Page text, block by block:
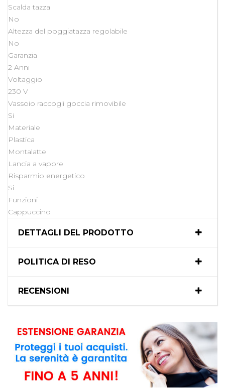
Scalda tazza
No
Altezza del poggiatazza regolabile
No
Garanzia
2 Anni
Voltaggio
230 V
Vassoio raccogli goccia rimovibile
Si
Materiale
Plastica
Montalatte
Lancia a vapore
Risparmio energetico
Si
Funzioni
Cappuccino
DETTAGLI DEL PRODOTTO
POLITICA DI RESO
RECENSIONI